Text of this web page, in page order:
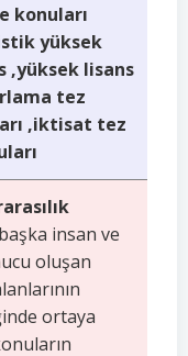
konuları
yüksek
,yüksek lisans
tez
,iktisat tez
insan ve
oluşan
ortaya